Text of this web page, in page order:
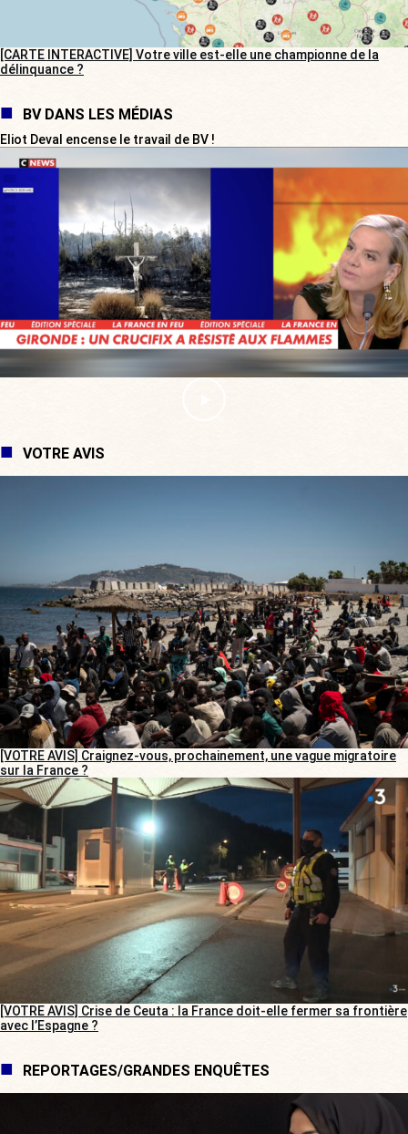
[CARTE INTERACTIVE] Votre ville est-elle une championne de la
délinquance ?
BV DANS LES MÉDIAS
Eliot Deval encense le travail de BV !
VOTRE AVIS
[VOTRE AVIS] Craignez-vous, prochainement, une vague migratoire
sur la France ?
[VOTRE AVIS] Crise de Ceuta : la France doit-elle fermer sa frontière
avec l’Espagne ?
REPORTAGES/GRANDES ENQUÊTES